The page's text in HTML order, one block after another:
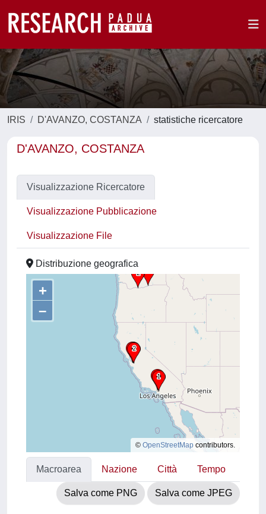
IRIS D'AVANZO, COSTANZA statistiche ricercatore
D'AVANZO, COSTANZA
Visualizzazione Ricercatore
Visualizzazione Pubblicazione
Visualizzazione File
Distribuzione geografica
+
–
© OpenStreetMap contributors.
Macroarea Nazione Città Tempo
Salva come PNG Salva come JPEG